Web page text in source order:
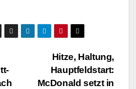
Hitze, Haltung,
Hauptfeldstart:
McDonald setzt in